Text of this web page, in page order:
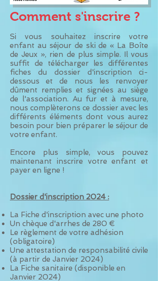
Comment s'inscrire ?
Si vous souhaitez inscrire votre
enfant au séjour de ski de « La Boîte
de Jeux », rien de plus simple. Il vous
suffit de télécharger les différentes
fiches du dossier d'inscription ci-
dessous et de nous les renvoyer
dûment remplies et signées au siège
de l'association. Au fur et à mesure,
nous complèterons ce dossier avec les
différents éléments dont vous aurez
besoin pour bien préparer le séjour de
votre enfant.
Encore plus simple, vous pouvez
maintenant inscrire votre enfant et
payer en ligne !
Dossier d'inscription 2024 :
La Fiche d'inscription avec une photo
Un chèque d'arrhes de 280 €
Le règlement de votre adhésion
(obligatoire)
Une attestation de responsabilité civile
(à partir de Janvier 2024)
La Fiche sanitaire (disponible en
Janvier 2024)